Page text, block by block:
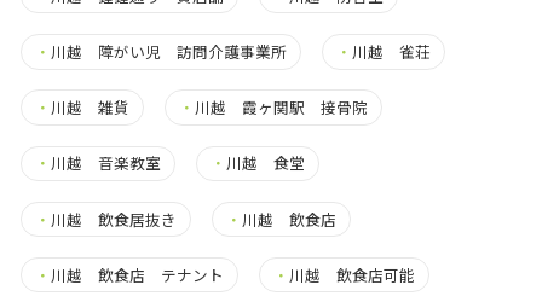
・ 川越 障がい児 訪問介護事業所 ・ 川越 雀荘
・ 川越 雑貨 ・ 川越 霞ヶ関駅 接骨院
・ 川越 音楽教室 ・ 川越 食堂
・ 川越 飲食居抜き ・ 川越 飲食店
・ 川越 飲食店 テナント ・ 川越 飲食店可能